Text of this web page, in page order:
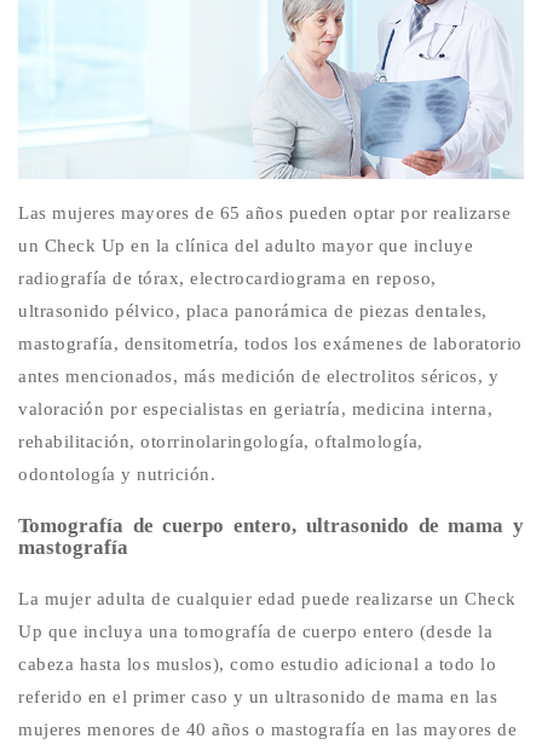
Las mujeres mayores de 65 años pueden optar por realizarse
un Check Up en la clínica del adulto mayor que incluye
radiografía de tórax, electrocardiograma en reposo,
ultrasonido pélvico, placa panorámica de piezas dentales,
mastografía, densitometría, todos los exámenes de laboratorio
antes mencionados, más medición de electrolitos séricos, y
valoración por especialistas en geriatría, medicina interna,
rehabilitación, otorrinolaringología, oftalmología,
odontología y nutrición.
Tomografía de cuerpo entero, ultrasonido de mama y
mastografía
La mujer adulta de cualquier edad puede realizarse un Check
Up que incluya una tomografía de cuerpo entero (desde la
cabeza hasta los muslos), como estudio adicional a todo lo
referido en el primer caso y un ultrasonido de mama en las
mujeres menores de 40 años o mastografía en las mayores de